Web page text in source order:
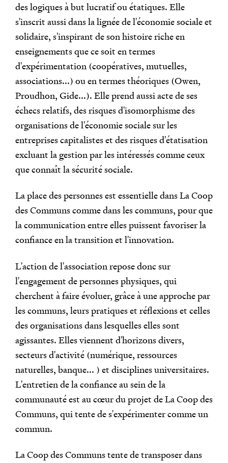
des logiques à but lucratif ou étatiques. Elle
s'inscrit aussi dans la lignée de l'économie sociale et
solidaire, s'inspirant de son histoire riche en
enseignements que ce soit en termes
d'expérimentation (coopératives, mutuelles,
associations...) ou en termes théoriques (Owen,
Proudhon, Gide...). Elle prend aussi acte de ses
échecs relatifs, des risques d'isomorphisme des
organisations de l'économie sociale sur les
entreprises capitalistes et des risques d'étatisation
excluant la gestion par les intéressés comme ceux
que connaît la sécurité sociale.
La place des personnes est essentielle dans La Coop
des Communs comme dans les communs, pour que
la communication entre elles puissent favoriser la
confiance en la transition et l'innovation.
L'action de l'association repose donc sur
l'engagement de personnes physiques, qui
cherchent à faire évoluer, grâce à une approche par
les communs, leurs pratiques et réflexions et celles
des organisations dans lesquelles elles sont
agissantes. Elles viennent d'horizons divers,
secteurs d'activité (numérique, ressources
naturelles, banque... ) et disciplines universitaires.
L'entretien de la confiance au sein de la
communauté est au cœur du projet de La Coop des
Communs, qui tente de s'expérimenter comme un
commun.
La Coop des Communs tente de transposer dans